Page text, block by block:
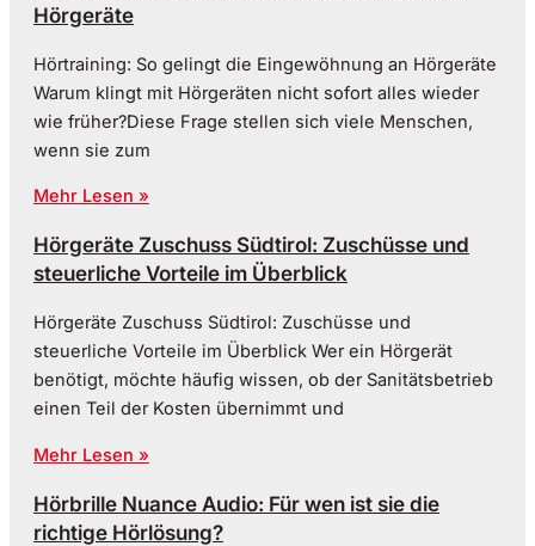
Hörgeräte
Hörtraining: So gelingt die Eingewöhnung an Hörgeräte
Warum klingt mit Hörgeräten nicht sofort alles wieder
wie früher?Diese Frage stellen sich viele Menschen,
wenn sie zum
Mehr Lesen »
Hörgeräte Zuschuss Südtirol: Zuschüsse und
steuerliche Vorteile im Überblick
Hörgeräte Zuschuss Südtirol: Zuschüsse und
steuerliche Vorteile im Überblick Wer ein Hörgerät
benötigt, möchte häufig wissen, ob der Sanitätsbetrieb
einen Teil der Kosten übernimmt und
Mehr Lesen »
Hörbrille Nuance Audio: Für wen ist sie die
richtige Hörlösung?